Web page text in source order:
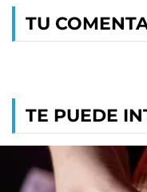
TU
TE PUEDE